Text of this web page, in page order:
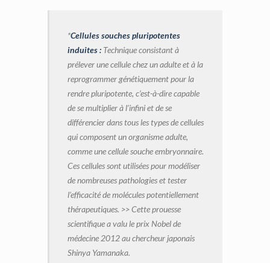
*Cellules souches pluripotentes
induites : Technique consistant à
prélever une cellule chez un adulte et à la
reprogrammer génétiquement pour la
rendre pluripotente, c’est-à-dire capable
de se multiplier à l’infini et de se
différencier dans tous les types de cellules
qui composent un organisme adulte,
comme une cellule souche embryonnaire.
Ces cellules sont utilisées pour modéliser
de nombreuses pathologies et tester
l’efficacité de molécules potentiellement
thérapeutiques. >>Cette prouesse
scientifique a valu le prix Nobel de
médecine 2012 au chercheur japonais
Shinya Yamanaka.